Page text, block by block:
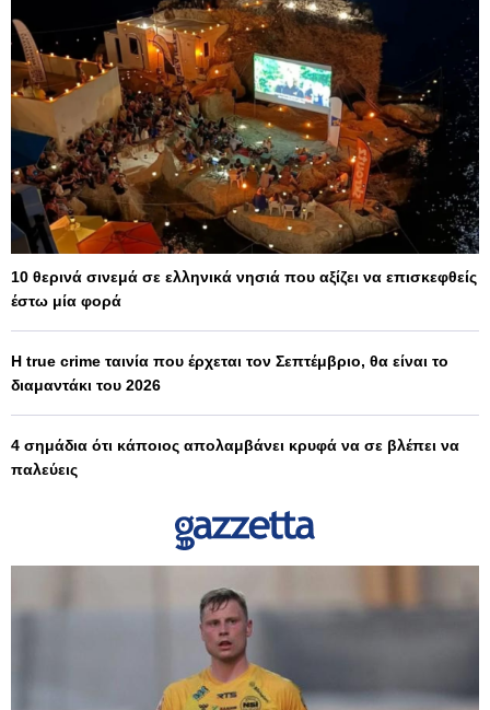
10 θερινά σινεμά σε ελληνικά νησιά που αξίζει να επισκεφθείς
έστω μία φορά
Η true crime ταινία που έρχεται τον Σεπτέμβριο, θα είναι το
διαμαντάκι του 2026
4 σημάδια ότι κάποιος απολαμβάνει κρυφά να σε βλέπει να
παλεύεις